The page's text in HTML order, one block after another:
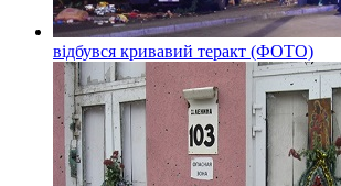
відбувся кривавий теракт (ФОТО)